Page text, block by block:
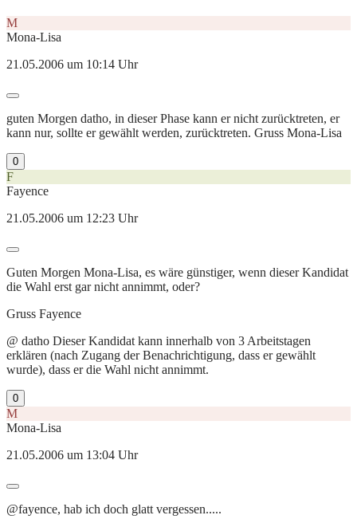
M
Mona-Lisa
21.05.2006 um 10:14 Uhr
guten Morgen datho, in dieser Phase kann er nicht zurücktreten, er
kann nur, sollte er gewählt werden, zurücktreten. Gruss Mona-Lisa
0
F
Fayence
21.05.2006 um 12:23 Uhr
Guten Morgen Mona-Lisa, es wäre günstiger, wenn dieser Kandidat
die Wahl erst gar nicht annimmt, oder?
Gruss Fayence
@ datho Dieser Kandidat kann innerhalb von 3 Arbeitstagen
erklären (nach Zugang der Benachrichtigung, dass er gewählt
wurde), dass er die Wahl nicht annimmt.
0
M
Mona-Lisa
21.05.2006 um 13:04 Uhr
@fayence, hab ich doch glatt vergessen.....